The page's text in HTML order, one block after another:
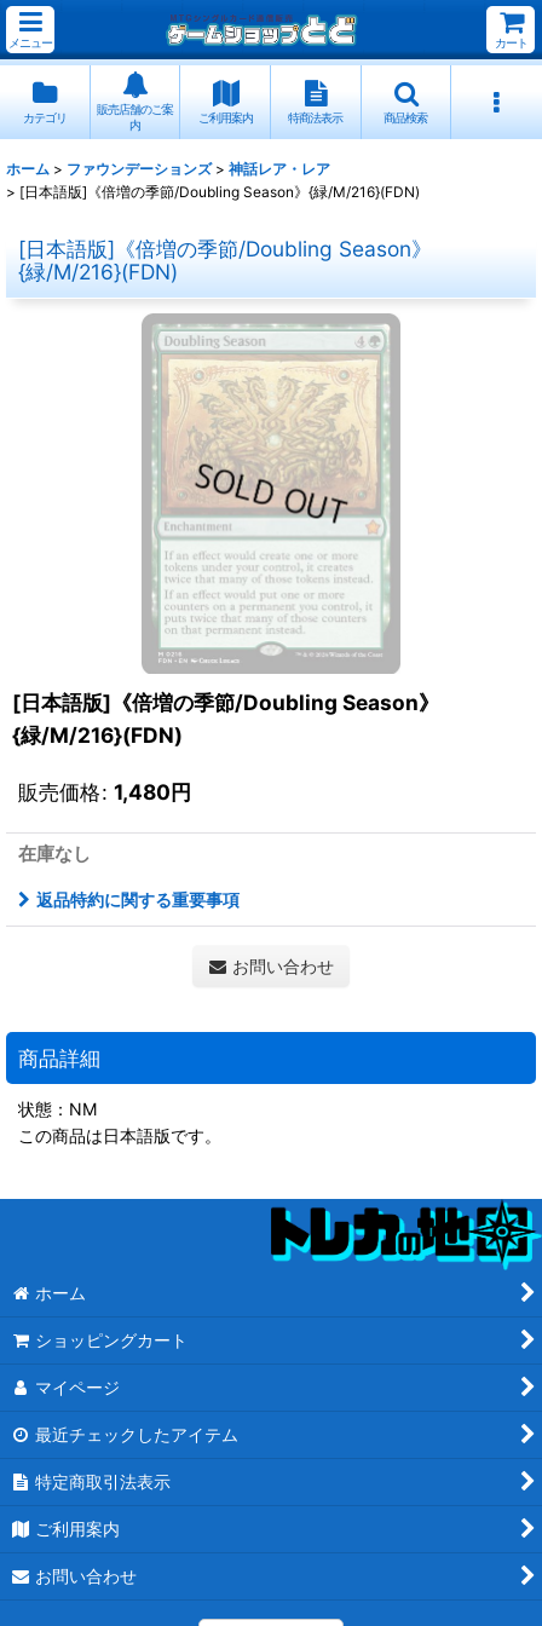
メニュー カート
カテゴリ
販売店舗のご案
内
ご利用案内 特商法表示 商品検索
ホーム > ファウンデーションズ > 神話レア・レア
> [日本語版]《倍増の季節/Doubling Season》{緑/M/216}(FDN)
[日本語版]《倍増の季節/Doubling Season》
{緑/M/216}(FDN)
[日本語版]《倍増の季節/Doubling Season》
{緑/M/216}(FDN)
販売価格: 1,480円
在庫なし
返品特約に関する重要事項
お問い合わせ
商品詳細
状態：NM
この商品は日本語版です。
ホーム
ショッピングカート
マイページ
最近チェックしたアイテム
特定商取引法表示
ご利用案内
お問い合わせ